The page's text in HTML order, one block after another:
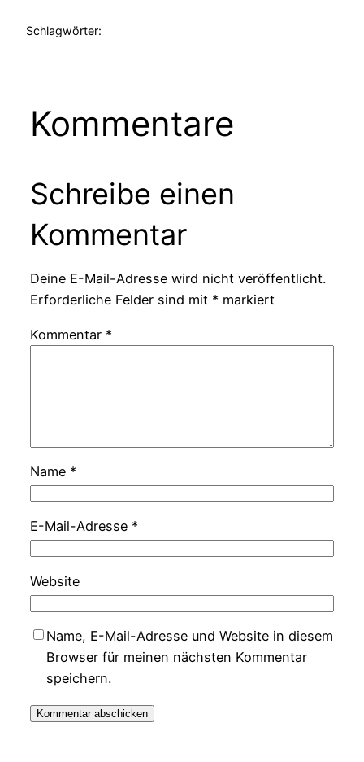
Schlagwörter:
Kommentare
Schreibe einen
Kommentar
Deine E-Mail-Adresse wird nicht veröffentlicht.
Erforderliche Felder sind mit * markiert
Kommentar *
Name *
E-Mail-Adresse *
Website
Name, E-Mail-Adresse und Website in diesem
Browser für meinen nächsten Kommentar
speichern.